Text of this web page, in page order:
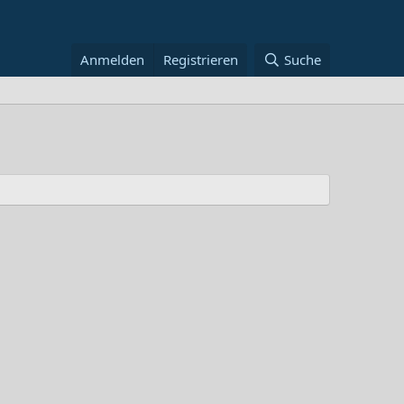
Anmelden Registrieren Suche